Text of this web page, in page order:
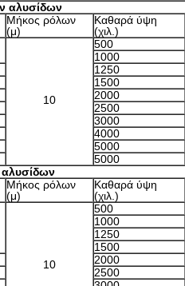
αλυσίδων
Μήκος ρόλων
(μ)
Καθαρά ύψη
(χιλ.)
10
500
1000
1250
1500
2000
2500
3000
4000
5000
5000
αλυσίδων
Μήκος ρόλων
(μ)
Καθαρά ύψη
(χιλ.)
10
500
1000
1250
1500
2000
2500